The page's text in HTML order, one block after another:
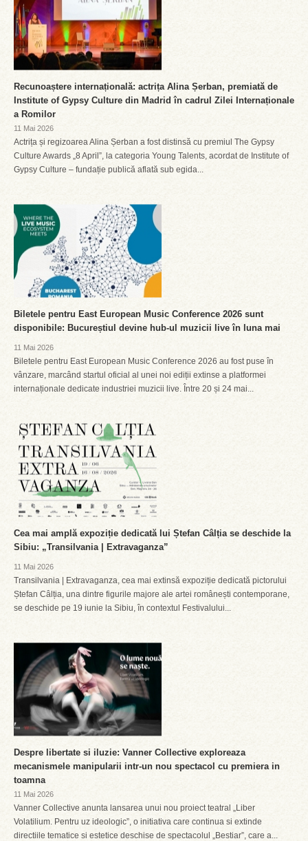
Recunoaștere internațională: actrița Alina Șerban, premiată de
Institute of Gypsy Culture din Madrid în cadrul Zilei Internaționale
a Romilor
11 Mai 2026
Actrița și regizoarea Alina Șerban a fost distinsă cu premiul The Gypsy
Culture Awards „8 April”, la categoria Young Talents, acordat de Institute of
Gypsy Culture – fundație publică aflată sub egida...
Biletele pentru East European Music Conference 2026 sunt
disponibile: Bucureștiul devine hub-ul muzicii live în luna mai
11 Mai 2026
Biletele pentru East European Music Conference 2026 au fost puse în
vânzare, marcând startul oficial al unei noi ediții extinse a platformei
internaționale dedicate industriei muzicii live. Între 20 și 24 mai...
Cea mai amplă expoziție dedicată lui Ștefan Câlția se deschide la
Sibiu: „Transilvania | Extravaganza”
11 Mai 2026
Transilvania | Extravaganza, cea mai extinsă expoziție dedicată pictorului
Ștefan Câlția, una dintre figurile majore ale artei românești contemporane,
se deschide pe 19 iunie la Sibiu, în contextul Festivalului...
Despre libertate si iluzie: Vanner Collective exploreaza
mecanismele manipularii intr-un nou spectacol cu premiera in
toamna
11 Mai 2026
Vanner Collective anunta lansarea unui nou proiect teatral „Liber
Volatilium. Pentru uz ideologic”, o initiativa care continua si extinde
directiile tematice si estetice deschise de spectacolul „Bestiar”, care a...